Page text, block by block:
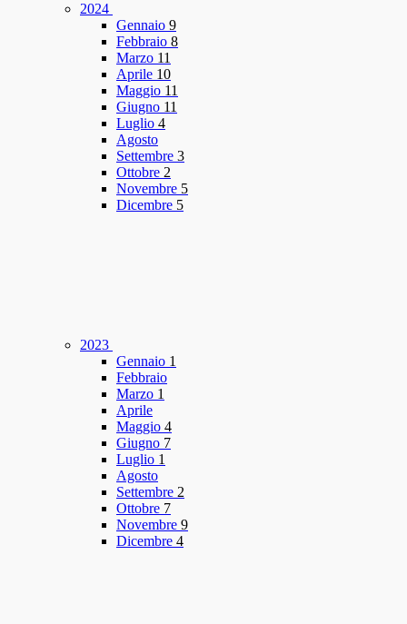
2024
Gennaio 9
Febbraio 8
Marzo 11
Aprile 10
Maggio 11
Giugno 11
Luglio 4
Agosto
Settembre 3
Ottobre 2
Novembre 5
Dicembre 5
2023
Gennaio 1
Febbraio
Marzo 1
Aprile
Maggio 4
Giugno 7
Luglio 1
Agosto
Settembre 2
Ottobre 7
Novembre 9
Dicembre 4